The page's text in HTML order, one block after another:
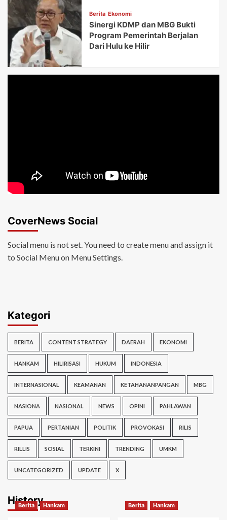
Berita Ekonomi
Sinergi KDMP dan MBG Bukti
Program Pemerintah Berjalan
Dari Hulu ke Hilir
CoverNews Social
Social menu is not set. You need to create menu and assign it
to Social Menu on Menu Settings.
Kategori
BERITA CONTENT STRATEGY DAERAH EKONOMI
HANKAM HILIRISASI HUKUM INDONESIA
INTERNASIONAL KEAMANAN KETAHANANPANGAN MBG
NASIONA NASIONAL NEWS OPINI PAHLAWAN
PAPUA PERTANIAN POLITIK PROVOKASI RILIS
RILLIS SOSIAL TERKINI TRENDING UMKM
UNCATEGORIZED UPDATE X
History
Berita Hankam Berita Hankam